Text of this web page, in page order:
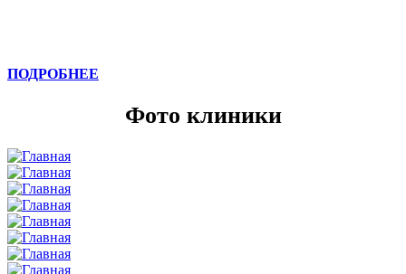
ПОДРОБНЕЕ
Фото клиники